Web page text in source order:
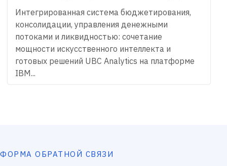
Интегрированная система бюджетирования,
консолидации, управления денежными
потоками и ликвидностью: сочетание
мощности искусственного интеллекта и
готовых решений UBC Analytics на платформе
IBM...
ФОРМА ОБРАТНОЙ СВЯЗИ